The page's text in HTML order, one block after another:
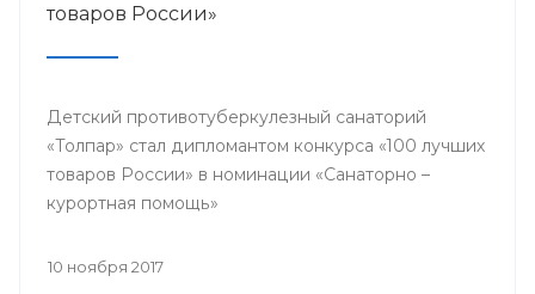
товаров России»
Детский противотуберкулезный санаторий
«Толпар» стал дипломантом конкурса «100 лучших
товаров России» в номинации «Санаторно –
курортная помощь»
10 ноября 2017